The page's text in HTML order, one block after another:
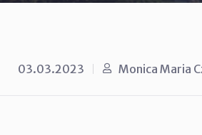
03.03.2023 Monica Maria